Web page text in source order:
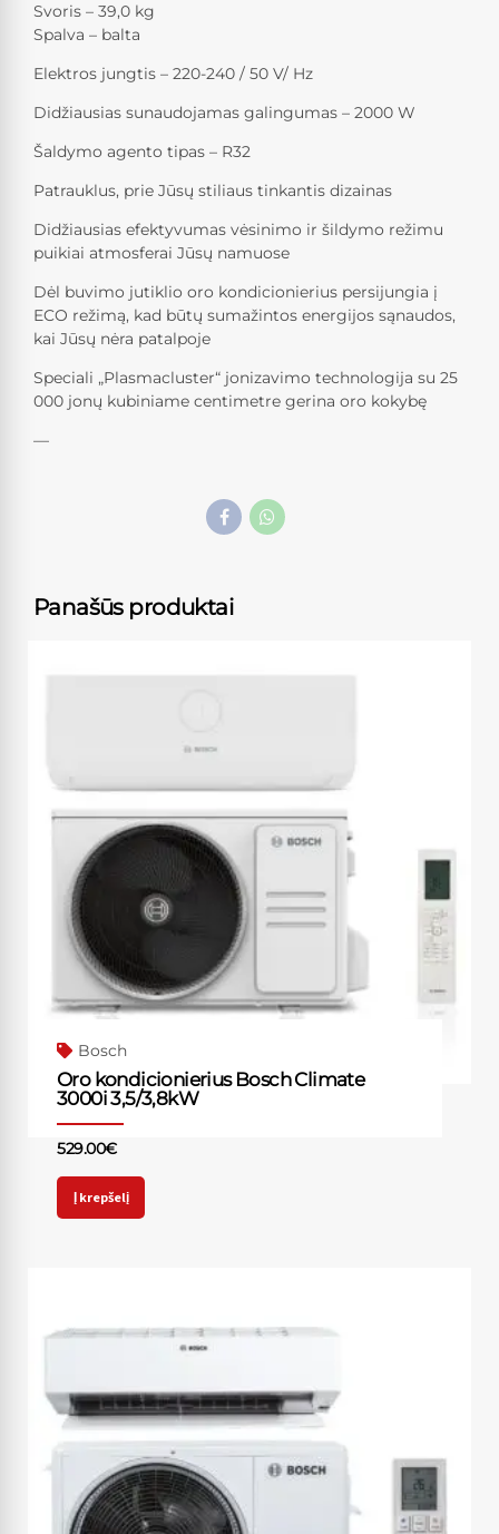
Svoris – 39,0 kg
Spalva – balta
Elektros jungtis – 220-240 / 50 V/ Hz
Didžiausias sunaudojamas galingumas – 2000 W
Šaldymo agento tipas – R32
Patrauklus, prie Jūsų stiliaus tinkantis dizainas
Didžiausias efektyvumas vėsinimo ir šildymo režimu
puikiai atmosferai Jūsų namuose
Dėl buvimo jutiklio oro kondicionierius persijungia į
ECO režimą, kad būtų sumažintos energijos sąnaudos,
kai Jūsų nėra patalpoje
Speciali „Plasmacluster“ jonizavimo technologija su 25
000 jonų kubiniame centimetre gerina oro kokybę
—
Panašūs produktai
Bosch
Oro kondicionierius Bosch Climate
3000i 3,5/3,8kW
529.00€
Į krepšelį